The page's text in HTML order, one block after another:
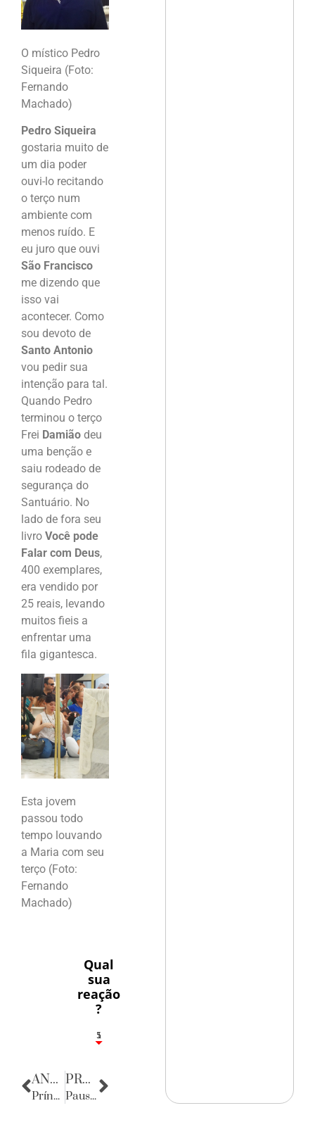
O místico Pedro
Siqueira (Foto:
Fernando
Machado)
Pedro Siqueira
gostaria muito de
um dia poder
ouvi-lo recitando
o terço num
ambiente com
menos ruído. E
eu juro que ouvi
São Francisco
me dizendo que
isso vai
acontecer. Como
sou devoto de
Santo Antonio
vou pedir sua
intenção para tal.
Quando Pedro
terminou o terço
Frei Damião deu
uma benção e
saiu rodeado de
segurança do
Santuário. No
lado de fora seu
livro Você pode
Falar com Deus,
400 exemplares,
era vendido por
25 reais, levando
muitos fieis a
enfrentar uma
fila gigantesca.
Esta jovem
passou todo
tempo louvando
a Maria com seu
terço (Foto:
Fernando
Machado)
Qual
sua
reação
?
1
5
ANTERIOR
Príncipe Harry
PRÓXIMA
Pausa poética